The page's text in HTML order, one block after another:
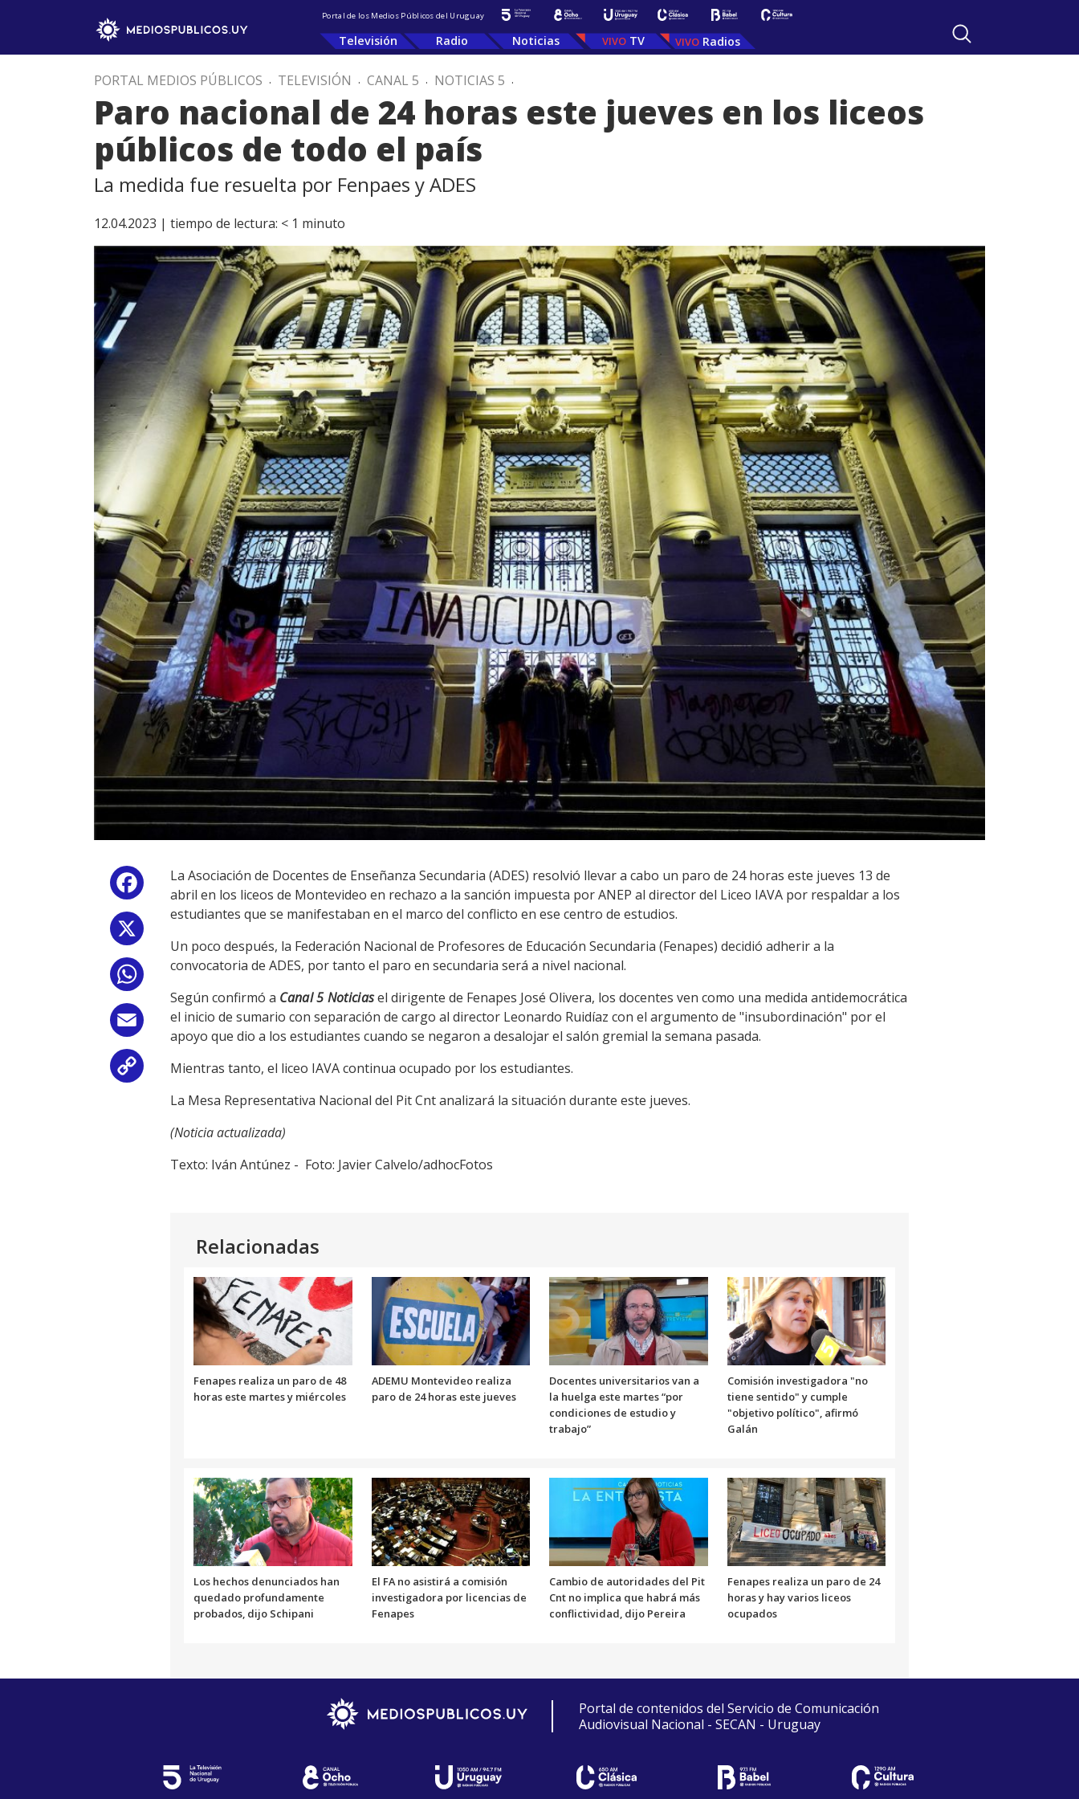
Portal de los Medios Públicos del Uruguay
Televisión Radio Noticias TV Radios
PORTAL MEDIOS PÚBLICOS . TELEVISIÓN . CANAL 5 . NOTICIAS 5 .
Paro nacional de 24 horas este jueves en los liceos
públicos de todo el país
La medida fue resuelta por Fenpaes y ADES
12.04.2023 | tiempo de lectura: < 1 minuto
Facebook
Email
Copy
Link
La Asociación de Docentes de Enseñanza Secundaria (ADES) resolvió llevar a cabo un paro de 24 horas este jueves 13 de
abril en los liceos de Montevideo en rechazo a la sanción impuesta por ANEP al director del Liceo IAVA por respaldar a los
estudiantes que se manifestaban en el marco del conflicto en ese centro de estudios.
Un poco después, la Federación Nacional de Profesores de Educación Secundaria (Fenapes) decidió adherir a la
convocatoria de ADES, por tanto el paro en secundaria será a nivel nacional.
Según confirmó a Canal 5 Noticiasel dirigente de Fenapes José Olivera, los docentes ven como una medida antidemocrática
el inicio de sumario con separación de cargo al director Leonardo Ruidíaz con el argumento de "insubordinación" por el
apoyo que dio a los estudiantes cuando se negaron a desalojar el salón gremial la semana pasada.
Mientras tanto, el liceo IAVA continua ocupado por los estudiantes.
La Mesa Representativa Nacional del Pit Cnt analizará la situación durante este jueves.
(Noticia actualizada)
Texto: Iván Antúnez - Foto: Javier Calvelo/adhocFotos
Relacionadas
Fenapes realiza un paro de 48
horas este martes y miércoles
ADEMU Montevideo realiza
paro de 24 horas este jueves
Docentes universitarios van a
la huelga este martes “por
condiciones de estudio y
trabajo”
Comisión investigadora "no
tiene sentido" y cumple
"objetivo político", afirmó
Galán
Los hechos denunciados han
quedado profundamente
probados, dijo Schipani
El FA no asistirá a comisión
investigadora por licencias de
Fenapes
Cambio de autoridades del Pit
Cnt no implica que habrá más
conflictividad, dijo Pereira
Fenapes realiza un paro de 24
horas y hay varios liceos
ocupados
Portal de contenidos del Servicio de Comunicación
Audiovisual Nacional - SECAN - Uruguay